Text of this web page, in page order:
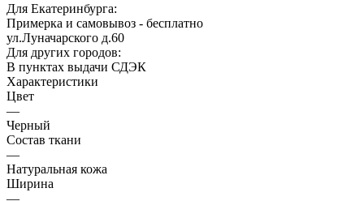
Для Екатеринбурга:
Примерка и самовывоз - бесплатно
ул.Луначарского д.60
Для других городов:
В пунктах выдачи СДЭК
Характеристики
Цвет
—
Черный
Состав ткани
—
Натуральная кожа
Ширина
—